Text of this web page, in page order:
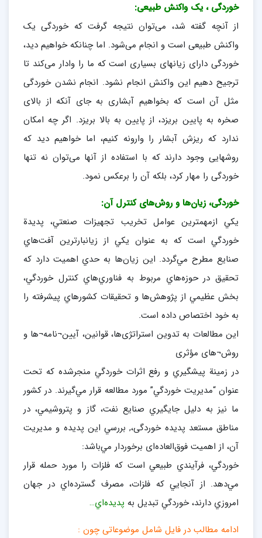
خوردگی ، یک واکنش طبیعی:
از آنچه گفته شد، می‌توان نتیجه گرفت که خوردگی یک
واکنش طبیعی است و انجام می‌شود. اما چنانکه خواهیم دید،
خوردگی دارای زیانهای بسیاری است که ما را وادار می‌کند تا
ترجیح دهیم این واکنش انجام نشود. انجام نشدن خوردگی
مثل آن است که بخواهیم آبشاری به جای آنکه از بالای
صخره به پایین بریزد، از پایین به بالا بریزد. اگر چه امکان
ندارد که ریزش آبشار را وارونه کنیم، اما خواهیم دید که
روشهایی وجود دارند که با استفاده از آنها می‌توان نه تنها
خوردگی را مهار کرد، بلکه آن را برعکس نمود.
خوردگی، زيان‌ها و روش‌های كنترل آن:
يكي ازمهمترين عوامل تخريب تجهيزات صنعتي، پديدة
خوردگي است كه به عنوان يكي از زيانبارترين آفت‌هاي
صنايع مطرح مي‌گردد. اين زيان‌ها به حدي اهميت دارد كه
تحقيق در حوزه‌هاي مربوط به فناوري‌هاي كنترل خوردگي،
بخش عظيمي از پژوهش‌ها و تحقيقات كشورهاي پيشرفته را
به خود اختصاص داده است.
اين مطالعات به تدوين استراتژی‌ها، قوانين، آيين¬نامه¬ها و
روش¬های مؤثری
در زمينة پيشگيري و رفع اثرات خوردگي منجرشده كه تحت
عنوان “مديريت خوردگي” مورد مطالعه قرار مي‌گيرند. در كشور
ما نيز به دليل جايگيري صنايع نفت، گاز و پتروشيمي، در
مناطق مستعد پديده خوردگی،, بررسي اين پديده و مديريت
آن، از اهميت فوق‌العاده‌ای برخوردار مي‌باشد:
خوردگي، فرآيندي طبيعي است كه فلزات را مورد حمله قرار
مي‌دهد. از آنجايي‌ كه فلزات، مصرف گسترده‌اي در جهان
امروزي دارند، خوردگي تبديل به پديده‌اي…
ادامه مطالب در فایل شامل موضوعاتی چون :